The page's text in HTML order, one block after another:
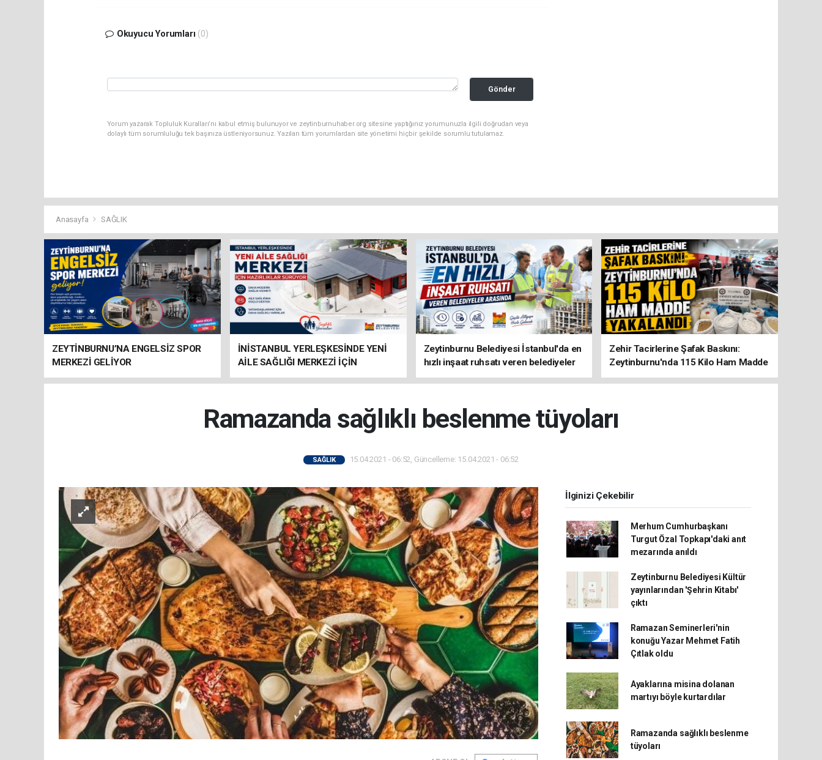
Okuyucu Yorumları (0)
Gönder
Yorum yazarak Topluluk Kuralları’nı kabul etmiş bulunuyor ve zeytinburnuhaber.org sitesine yaptığınız yorumunuzla ilgili doğrudan veya
dolaylı tüm sorumluluğu tek başınıza üstleniyorsunuz. Yazılan tüm yorumlardan site yönetimi hiçbir şekilde sorumlu tutulamaz.
Anasayfa SAĞLIK
ZEYTİNBURNU’NA ENGELSİZ SPOR
MERKEZİ GELİYOR
İNİSTANBUL YERLEŞKESİNDE YENİ
AİLE SAĞLIĞI MERKEZİ İÇİN
HAZIRLIKLAR SÜRÜYOR
Zeytinburnu Belediyesi İstanbul'da en
hızlı inşaat ruhsatı veren belediyeler
arasında
Zehir Tacirlerine Şafak Baskını:
Zeytinburnu'nda 115 Kilo Ham Madde
Yakalandı
Ramazanda sağlıklı beslenme tüyoları
SAĞLIK 15.04.2021 - 06:52, Güncelleme: 15.04.2021 - 06:52
İlginizi Çekebilir
Merhum Cumhurbaşkanı
Turgut Özal Topkapı'daki anıt
mezarında anıldı
Zeytinburnu Belediyesi Kültür
yayınlarından 'Şehrin Kitabı'
çıktı
Ramazan Seminerleri'nin
konuğu Yazar Mehmet Fatih
Çıtlak oldu
Ayaklarına misina dolanan
martıyı böyle kurtardılar
Ramazanda sağlıklı beslenme
tüyoları